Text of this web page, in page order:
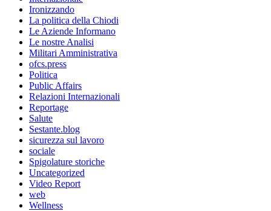
Ironizzando
La politica della Chiodi
Le Aziende Informano
Le nostre Analisi
Militari Amministrativa
ofcs.press
Politica
Public Affairs
Relazioni Internazionali
Reportage
Salute
Sestante.blog
sicurezza sul lavoro
sociale
Spigolature storiche
Uncategorized
Video Report
web
Wellness